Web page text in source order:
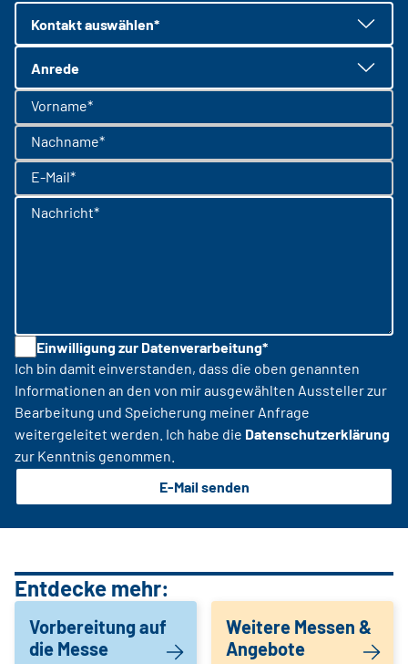
Kontakt auswählen*
Anrede
Vorname*
Nachname*
E-Mail*
Nachricht*
Einwilligung zur Datenverarbeitung*
Ich bin damit einverstanden, dass die oben genannten
Informationen an den von mir ausgewählten Aussteller zur
Bearbeitung und Speicherung meiner Anfrage
weitergeleitet werden. Ich habe die Datenschutzerklärung
zur Kenntnis genommen.
E-Mail senden
Entdecke mehr:
Vorbereitung auf
die Messe
Weitere Messen &
Angebote